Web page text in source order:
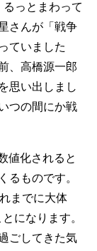
っとまわって
さんが「戦争
ていました
、高橋源一郎
思い出しまし
つの間にか戦
値化されると
るものです。
までに大体
になります。
ごしてきた気